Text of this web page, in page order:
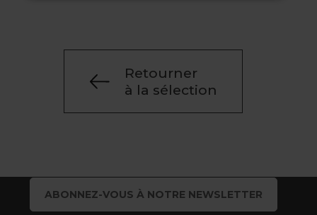
Retourner
à la sélection
ABONNEZ-VOUS À NOTRE NEWSLETTER